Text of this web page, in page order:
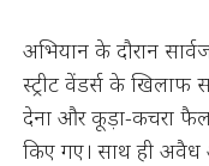
अभियान के दौरान
स्ट्रीट वेंडर्स के
देना और कूड़ा-कचरा
किए गए। साथ ही अवैध